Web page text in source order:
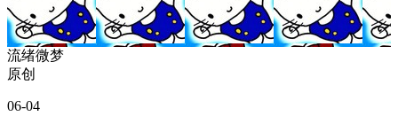
流绪微梦
原创
06-04